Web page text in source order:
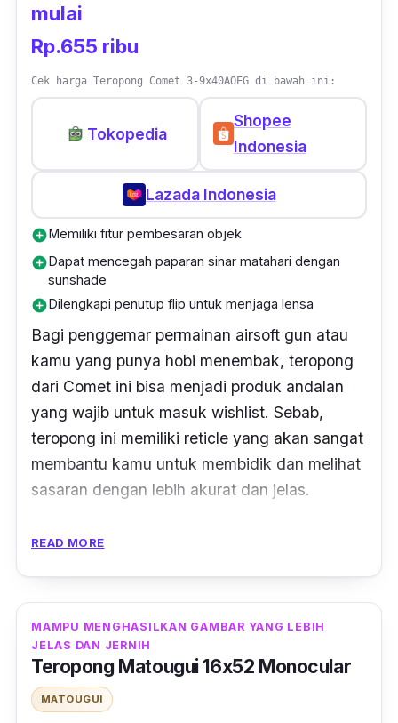
mulai
Rp.655 ribu
Cek harga Teropong Comet 3-9x40AOEG di bawah ini:
Tokopedia
Shopee
Indonesia
Lazada Indonesia
add_circleMemiliki fitur pembesaran objek
add_circleDapat mencegah paparan sinar matahari dengan
sunshade
add_circleDilengkapi penutup flip untuk menjaga lensa
Bagi penggemar permainan airsoft gun atau
kamu yang punya hobi menembak, teropong
dari Comet ini bisa menjadi produk andalan
yang wajib untuk masuk wishlist. Sebab,
teropong ini memiliki reticle yang akan sangat
membantu kamu untuk membidik dan melihat
sasaran dengan lebih akurat dan jelas.
sunshade, yang dapat mencegah silau dari
paparan sinar matahari.
Instalasinya pun mudah, dengan
READ MORE
MAMPU MENGHASILKAN GAMBAR YANG LEBIH
JELAS DAN JERNIH
Teropong Matougui 16x52 Monocular
MATOUGUI